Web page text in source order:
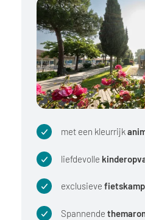
met een kleurrijk
liefdevolle
exclusieve
Spannende